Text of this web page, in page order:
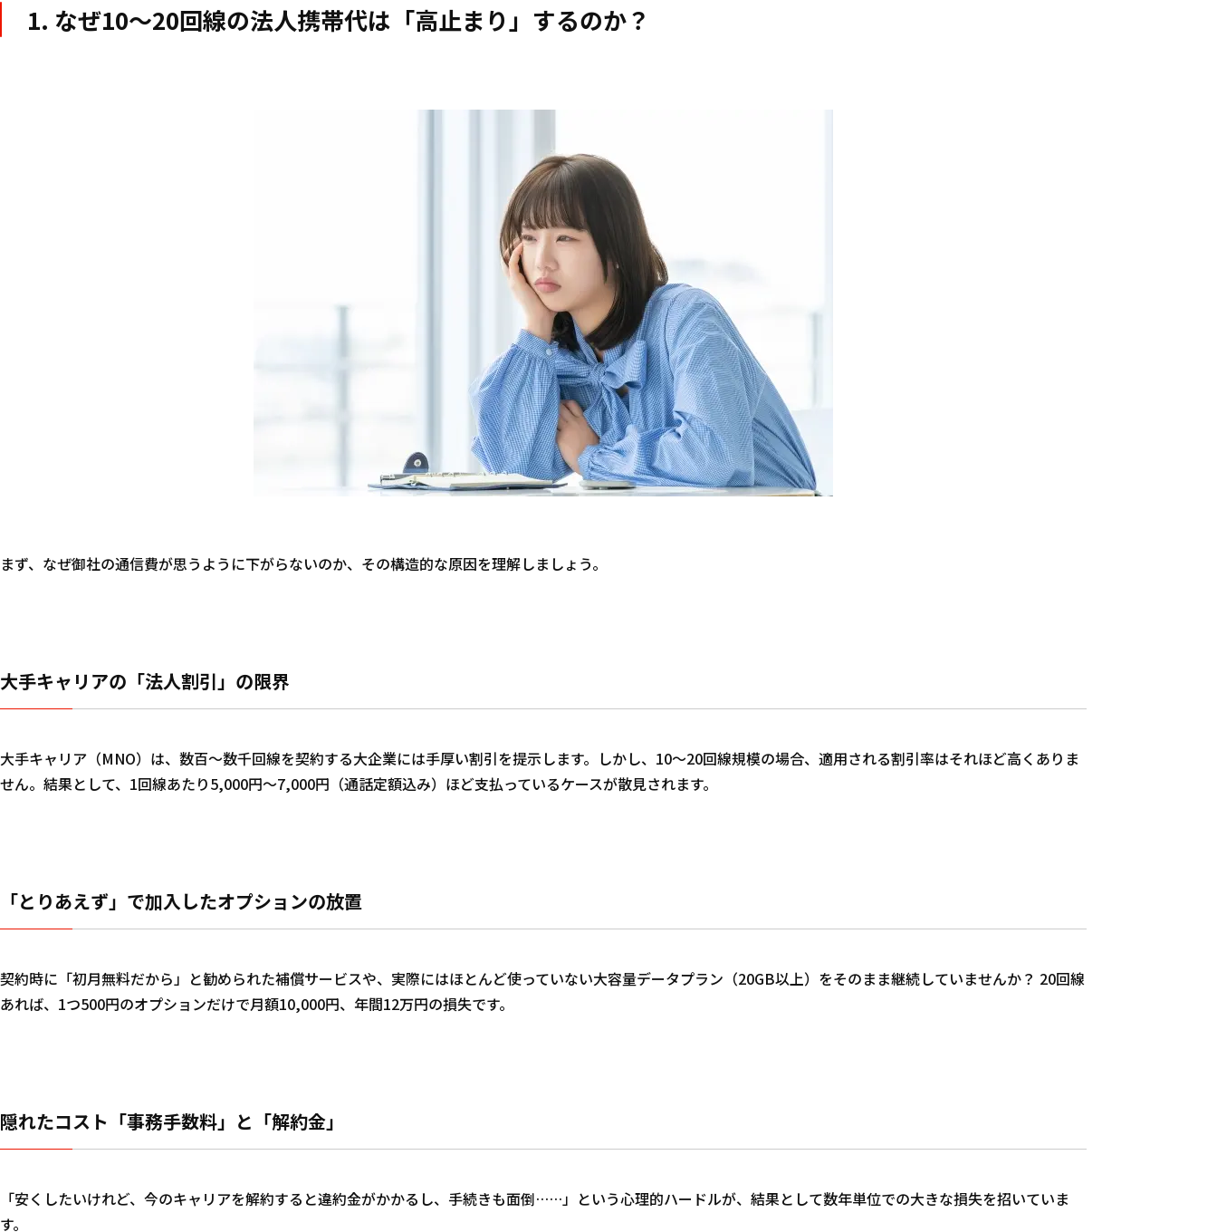
1. なぜ10〜20回線の法人携帯代は「高止まり」するのか？
まず、なぜ御社の通信費が思うように下がらないのか、その構造的な原因を理解しましょう。
大手キャリアの「法人割引」の限界
大手キャリア（MNO）は、数百〜数千回線を契約する大企業には手厚い割引を提示します。しかし、10〜20回線規模の場合、適用される割引率はそれほど高くありま
せん。結果として、1回線あたり5,000円〜7,000円（通話定額込み）ほど支払っているケースが散見されます。
「とりあえず」で加入したオプションの放置
契約時に「初月無料だから」と勧められた補償サービスや、実際にはほとんど使っていない大容量データプラン（20GB以上）をそのまま継続していませんか？ 20回線
あれば、1つ500円のオプションだけで月額10,000円、年間12万円の損失です。
隠れたコスト「事務手数料」と「解約金」
「安くしたいけれど、今のキャリアを解約すると違約金がかかるし、手続きも面倒……」という心理的ハードルが、結果として数年単位での大きな損失を招いていま
す。